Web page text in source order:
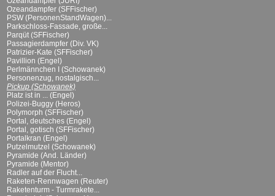
Ozeandampfer (SFFischer)
PSW (PersonenStandWagen)...
Parkschloss-Fassade, große...
Parqüt (SFFischer)
Passagierdampfer (Div. VK)
Patrizier-Kate (SFFischer)
Pavillion (Engel)
Perlmännchen I (Schowanek)
Personenzug, nostalgisch...
Pickup (Schowanek)
Platz ist in ... (Engel)
Polizei-Buggy (Heros)
Polymorph (SFFischer)
Portal, deutsches (Engel)
Portal, gotisch (SFFischer)
Portalkran (Engel)
Putzelmutzel (Schowanek)
Pyramide (And. Länder)
Pyramide (Mentor)
Radler auf der Flucht...
Raketen-Rennwagen (Reuter)
Raketenturm - Turmrakete...